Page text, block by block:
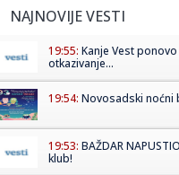
NAJNOVIJE VESTI
19:55: Kanje Vest
otkazivanje...
19:54: Novosadski noćni
19:53: BAŽDAR
klub!